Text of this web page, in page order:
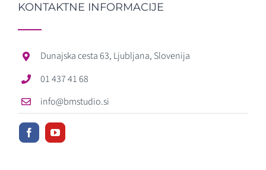
KONTAKTNE INFORMACIJE
Dunajska cesta 63, Ljubljana, Slovenija
01 437 41 68
info@bmstudio.si